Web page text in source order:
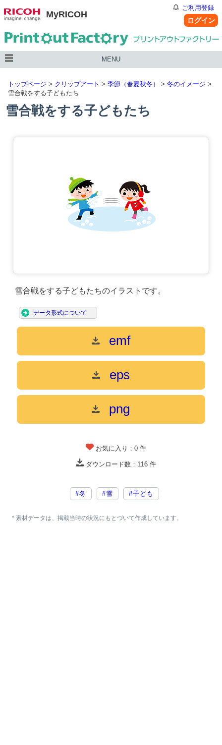
MyRICOH
ご利用登録
ログイン
MENU
トップページ > クリップアート > 季節（春夏秋冬） > 冬のイメージ >
雪合戦をする子どもたち
雪合戦をする子どもたち
雪合戦をする子どもたちのイラストです。
データ形式について
emf
eps
png
お気に入り：0 件
ダウンロード数： 116 件
#冬 #雪 #子ども
* 素材データは、掲載当時の状況にもとづいて作成しています。